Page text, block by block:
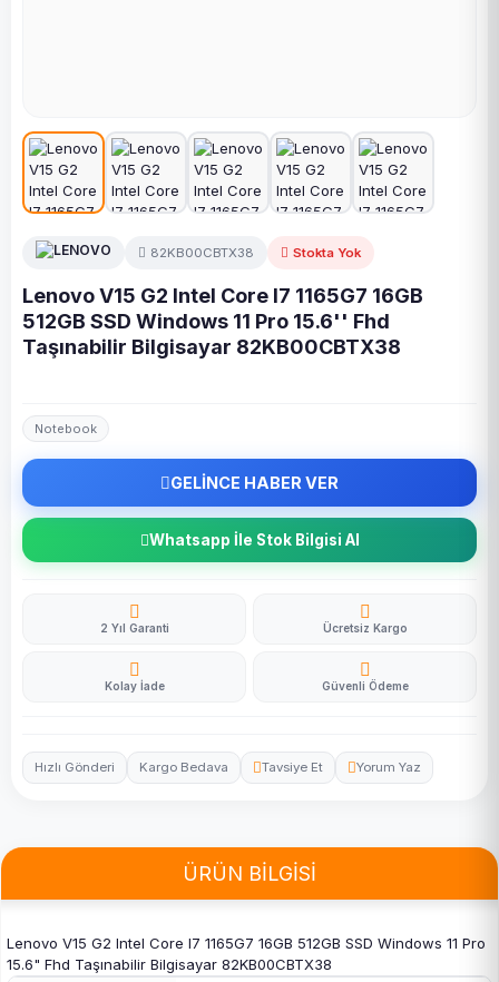
82KB00CBTX38 Stokta Yok
Lenovo V15 G2 Intel Core I7 1165G7 16GB
512GB SSD Windows 11 Pro 15.6'' Fhd
Taşınabilir Bilgisayar 82KB00CBTX38
Notebook
GELİNCE HABER VER
Whatsapp İle Stok Bilgisi Al
2 Yıl Garanti Ücretsiz Kargo
Kolay İade Güvenli Ödeme
Hızlı Gönderi Kargo Bedava Tavsiye Et Yorum Yaz
ÜRÜN BİLGİSİ
Lenovo V15 G2 Intel Core I7 1165G7 16GB 512GB SSD Windows 11 Pro
15.6" Fhd Taşınabilir Bilgisayar 82KB00CBTX38